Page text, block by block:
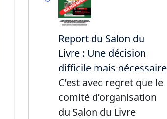
Report du Salon du
Livre : Une décision
difficile mais nécessaire
C’est avec regret que le
comité d’organisation
du Salon du Livre